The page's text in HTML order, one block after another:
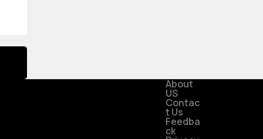
About
US
Contac
t Us
Feedba
ck